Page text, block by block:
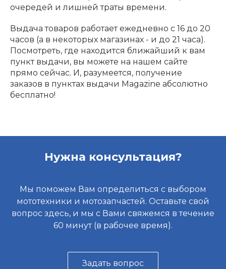
очередей и лишней траты времени.
Выдача товаров работает ежедневно с 16 до 20
часов (а в некоторых магазинах - и до 21 часа).
Посмотреть, где находится ближайший к вам
пункт выдачи, вы можете на нашем сайте
прямо сейчас. И, разумеется, получение
заказов в пунктах выдачи Magazine абсолютно
бесплатно!
Нужна консультация?
Мы поможем Вам определиться с выбором
мототехники и мотозапчастей. Оставьте свой
вопрос здесь, и мы с Вами свяжемся в течение
60 минут (в рабочее время).
Задать вопрос